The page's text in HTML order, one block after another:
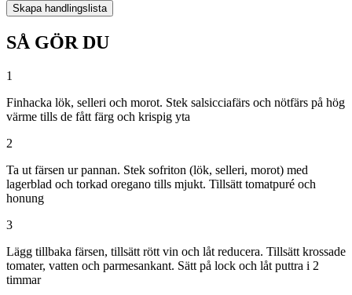
Skapa handlingslista
SÅ GÖR DU
1
Finhacka lök, selleri och morot. Stek salsicciafärs och nötfärs på hög
värme tills de fått färg och krispig yta
2
Ta ut färsen ur pannan. Stek sofriton (lök, selleri, morot) med
lagerblad och torkad oregano tills mjukt. Tillsätt tomatpuré och
honung
3
Lägg tillbaka färsen, tillsätt rött vin och låt reducera. Tillsätt krossade
tomater, vatten och parmesankant. Sätt på lock och låt puttra i 2
timmar